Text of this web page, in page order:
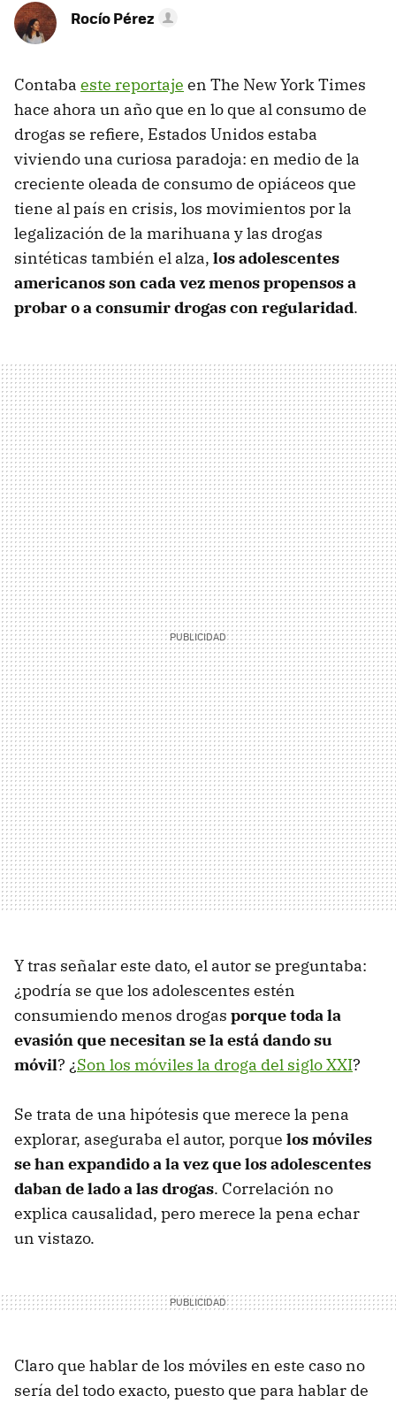
Rocío Pérez
Contaba este reportaje en The New York Times
hace ahora un año que en lo que al consumo de
drogas se refiere, Estados Unidos estaba
viviendo una curiosa paradoja: en medio de la
creciente oleada de consumo de opiáceos que
tiene al país en crisis, los movimientos por la
legalización de la marihuana y las drogas
sintéticas también el alza, los adolescentes
americanos son cada vez menos propensos a
probar o a consumir drogas con regularidad.
Y tras señalar este dato, el autor se preguntaba:
¿podría se que los adolescentes estén
consumiendo menos drogas porque toda la
evasión que necesitan se la está dando su
móvil? ¿Son los móviles la droga del siglo XXI?
Se trata de una hipótesis que merece la pena
explorar, aseguraba el autor, porque los móviles
se han expandido a la vez que los adolescentes
daban de lado a las drogas. Correlación no
explica causalidad, pero merece la pena echar
un vistazo.
Claro que hablar de los móviles en este caso no
sería del todo exacto, puesto que para hablar de